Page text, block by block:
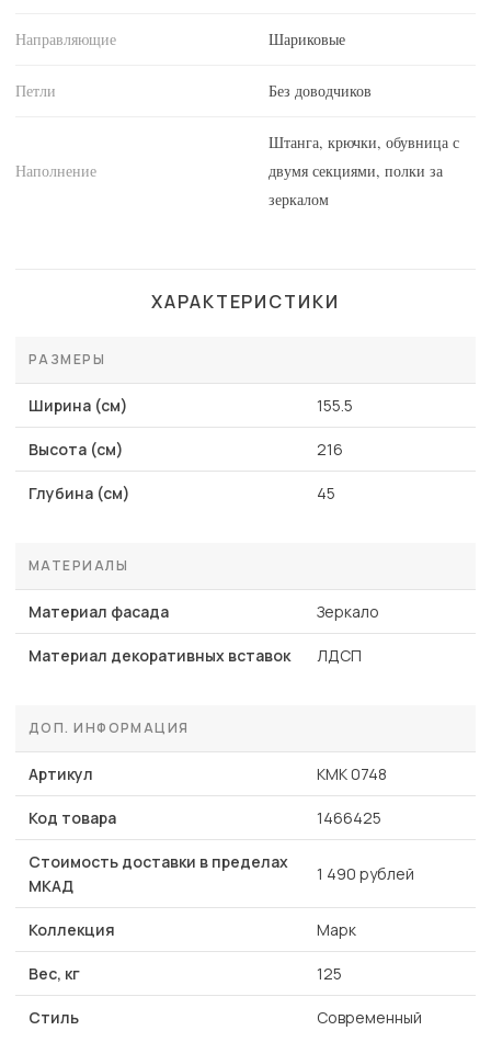
Направляющие Шариковые
Петли Без доводчиков
Наполнение
Штанга, крючки, обувница с
двумя секциями, полки за
зеркалом
ХАРАКТЕРИСТИКИ
РАЗМЕРЫ
Ширина (см) 155.5
Высота (см) 216
Глубина (см) 45
МАТЕРИАЛЫ
Материал фасада Зеркало
Материал декоративных вставок ЛДСП
ДОП. ИНФОРМАЦИЯ
Артикул КМК 0748
Код товара 1466425
Стоимость доставки в пределах
МКАД
1 490 рублей
Коллекция Марк
Вес, кг 125
Стиль Современный